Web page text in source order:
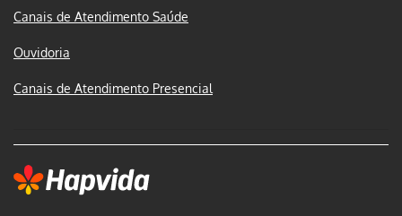
Canais de Atendimento Saúde
Ouvidoria
Canais de Atendimento Presencial